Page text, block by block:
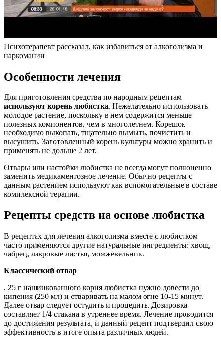
Психотерапевт рассказал, как избавиться от алкоголизма и
наркомании
Особенности лечения
Для приготовления средства по народным рецептам
используют корень любистка. Нежелательно использовать
молодое растение, поскольку в нем содержится меньше
полезных компонентов, чем в многолетнем. Корешок
необходимо выкопать, тщательно вымыть, почистить и
высушить. Заготовленный корень культуры можно хранить и
применять не дольше 2 лет.
Отвары или настойки любистка не всегда могут полноценно
заменить медикаментозное лечение. Обычно рецепты с
данным растением используют как вспомогательные в составе
комплексной терапии.
Рецепты средств на основе любистка
В рецептах для лечения алкоголизма вместе с любистком
часто применяются другие натуральные ингредиенты: хвощ,
чабрец, лавровые листья, можжевельник.
Классический отвар
. 25 г нашинкованного корня любистка нужно довести до
кипения (250 мл) и отваривать на малом огне 10-15 минут.
Далее отвар следует остудить и процедить. Дозировка
составляет 1/4 стакана в утреннее время. Лечение проводится
до достижения результата, и данный рецепт подтвердил свою
эффективность в итоге опыта различных людей.